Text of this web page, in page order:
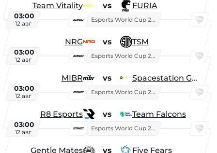
Team Vitality vs FURIA
03:00
12 авг
Esports World Cup 2026
NRG vs TSM
03:00
12 авг
Esports World Cup 2026
MIBR vs Spacestation Gaming
03:00
12 авг
Esports World Cup 2026
R8 Esports vs Team Falcons
03:00
12 авг
Esports World Cup 2026
Gentle Mates vs Five Fears